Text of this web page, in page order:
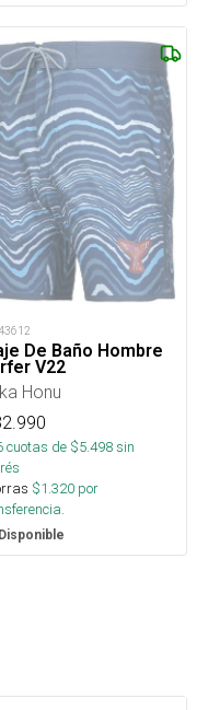
De Baño Hombre
V22
Honu
cuotas de $5.498sin
$1.320 por
Disponible